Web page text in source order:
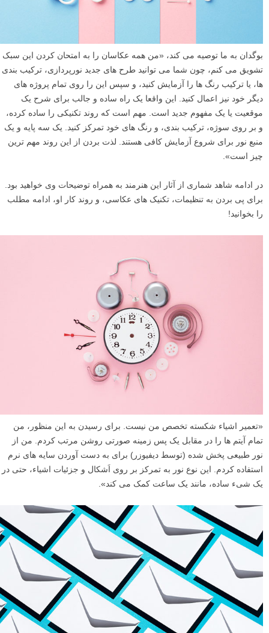
بوگدان به ما توصیه می کند، «من همه عکاسان را به امتحان کردن این سبک
تشویق می کنم، چون شما می توانید طرح های جدید نورپردازی، ترکیب بندی
ها، یا ترکیب رنگ ها را آزمایش کنید، و سپس این را روی تمام پروژه های
دیگر خود نیز اعمال کنید. این واقعا یک راه ساده و جالب برای شرح یک
موقعیت یا یک مفهوم جدید است. مهم است که روند تکنیکی را ساده کرده،
و بر روی سوژه، ترکیب بندی، و رنگ های خود تمرکز کنید. یک سه پایه و یک
منبع نور برای شروع آزمایش کافی هستند. لذت بردن از این روند مهم ترین
چیز است».
در ادامه شاهد شماری از آثار این هنرمند به همراه توضیحات وی خواهید بود.
برای پی بردن به تنظیمات، تکنیک های عکاسی، و روند کار او، ادامه مطلب
را بخوانید!
«تعمیر اشیاء شکسته تخصص من نیست. برای رسیدن به این منظور، من
تمام آیتم ها را در مقابل یک پس زمینه صورتی روشن مرتب کردم. من از
نور طبیعی پخش شده (توسط دیفیوزر) برای به دست آوردن سایه های نرم
استفاده کردم. این نوع نور به تمرکز بر روی اَشکال و جزئیات اشیاء، حتی در
یک شیء ساده، مانند یک ساعت کمک می کند».